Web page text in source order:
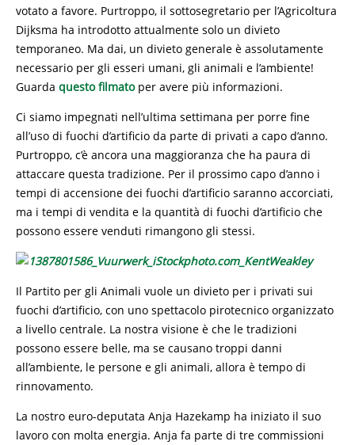
votato a favore. Purtroppo, il sottosegretario per l’Agricoltura
Dijksma ha introdotto attualmente solo un divieto
temporaneo. Ma dai, un divieto generale è assolutamente
necessario per gli esseri umani, gli animali e l’ambiente!
Guarda questo filmato per avere più informazioni.
Ci siamo impegnati nell’ultima settimana per porre fine
all’uso di fuochi d’artificio da parte di privati ​​a capo d’anno.
Purtroppo, c’è ancora una maggioranza che ha paura di
attaccare questa tradizione. Per il prossimo capo d’anno i
tempi di accensione dei fuochi d’artificio saranno accorciati,
ma i tempi di vendita e la quantità di fuochi d’artificio che
possono essere venduti rimangono gli stessi.
Il Partito per gli Animali vuole un divieto per i privati sui
fuochi d’artificio, con uno spettacolo pirotecnico organizzato
a livello centrale. La nostra visione è che le tradizioni
possono essere belle, ma se causano troppi danni
all’ambiente, le persone e gli animali, allora è tempo di
rinnovamento.
La nostro euro-deputata Anja Hazekamp ha iniziato il suo
lavoro con molta energia. Anja fa parte di tre commissioni